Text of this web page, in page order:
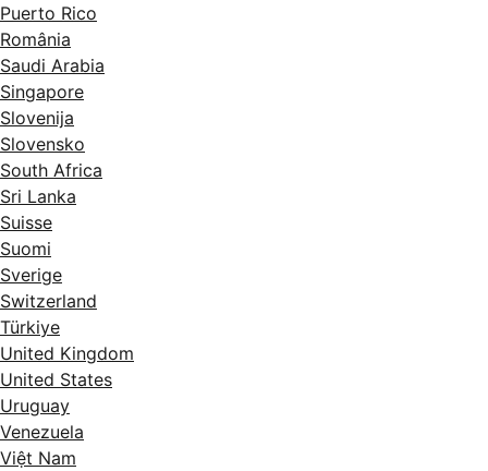
Puerto Rico
România
Saudi Arabia
Singapore
Slovenija
Slovensko
South Africa
Sri Lanka
Suisse
Suomi
Sverige
Switzerland
Türkiye
United Kingdom
United States
Uruguay
Venezuela
Việt Nam